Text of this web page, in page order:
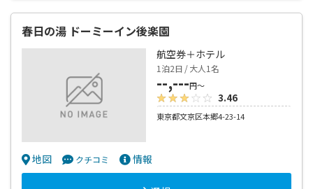
春日の湯 ドーミーイン後楽園
航空券＋ホテル
1泊2日 / 大人1名
--,---円～
3.46
東京都文京区本郷4-23-14
地図 クチコミ 情報